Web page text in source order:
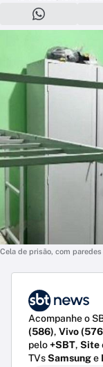
Cela de prisão, com
Acompanhe o
(586), Vivo
pelo+SBT, Site
TVsSamsunge